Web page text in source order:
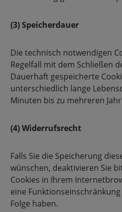
(3) Speicherdauer
Die technisch notwendigen
Regelfall mit dem Schließen
Dauerhaft gespeicherte
unterschiedlich lange
Minuten bis zu mehreren
(4) Widerrufsrecht
Falls Sie die Speicherung
wünschen, deaktivieren Sie
Cookies in Ihrem
eine
Folge haben.